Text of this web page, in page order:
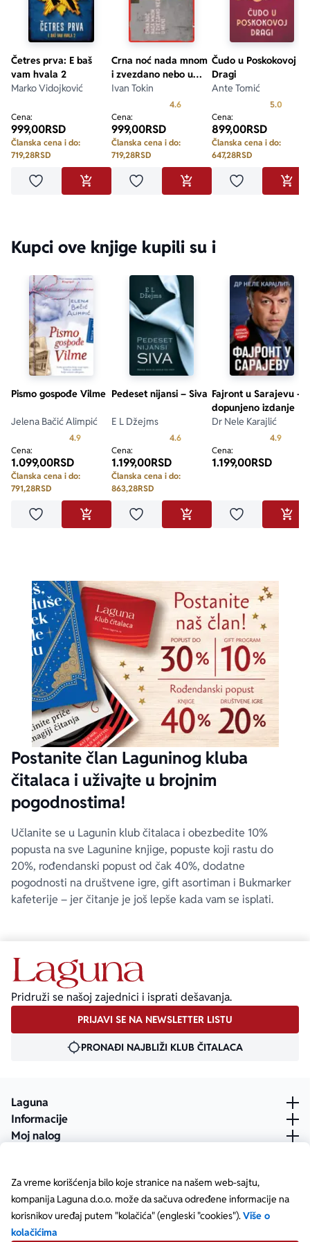
Za vreme korišćenja bilo koje stranice na našem web-sajtu,
kompanija Laguna d.o.o. može da sačuva određene informacije na
korisnikov uređaj putem "kolačića" (engleski "cookies").Više o
kolačićima
Četres prva: E baš
vam hvala 2
Marko Vidojković
Cena:
999,00RSD
Članska cena i do:
719,28RSD
Dodaj u omiljeneDODAJ U KORPU
Crna noć nada mnom
i zvezdano nebo u
meni
Ivan Tokin
4.6Prosecna ocena je 4.6 od 5
Cena:
999,00RSD
Članska cena i do:
719,28RSD
Dodaj u omiljeneDODAJ U KORPU
Čudo u Poskokovoj
Dragi
Ante Tomić
5.0
Cena:
899,00RSD
Članska cena i do:
647,28RSD
Dodaj u
Kupci ove knjige kupili su i
Pismo gospođe Vilme
Jelena Bačić Alimpić
4.9Prosecna ocena je 4.9 od 5
Cena:
1.099,00RSD
Članska cena i do:
791,28RSD
Dodaj u omiljeneDODAJ U KORPU
Pedeset nijansi – Siva
E L Džejms
4.6Prosecna ocena je 4.6 od 5
Cena:
1.199,00RSD
Članska cena i do:
863,28RSD
Dodaj u omiljeneDODAJ U KORPU
Fajront u Sarajevu -
dopunjeno izdanje
Dr Nele Karajlić
4.9
Cena:
1.199,00RSD
Dodaj u
Postanite član Laguninog kluba
čitalaca i uživajte u brojnim
pogodnostima!
Učlanite se u Lagunin klub čitalaca i obezbedite 10%
popusta na sve Lagunine knjige, popuste koji rastu do
20%, rođendanski popust od čak 40%, dodatne
pogodnosti na društvene igre, gift asortiman i Bukmarker
kafeterije – jer čitanje je još lepše kada vam se isplati.
Pridruži se našoj zajednici i isprati dešavanja.
PRIJAVI SE NA NEWSLETTER LISTU
PRONAĐI NAJBLIŽI KLUB ČITALACA
Laguna
Informacije
Moj nalog